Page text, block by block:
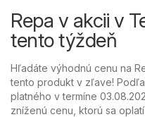
Repa v akcii v
tento týždeň
Hľadáte výhodnú cenu na
tento produkt v zľave!
platného v termíne
zníženú cenu, ktorú sa